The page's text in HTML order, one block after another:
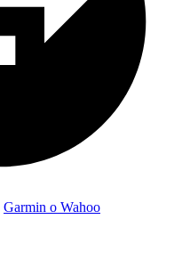
Garmin o Wahoo